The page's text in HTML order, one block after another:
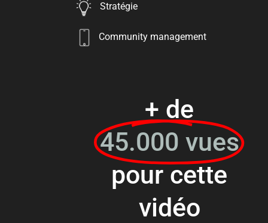
Stratégie
Community management
+ de
45.000 vues
pour cette
vidéo